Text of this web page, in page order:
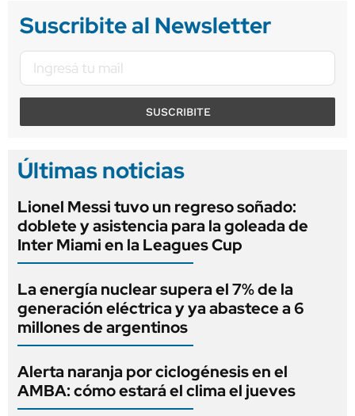
Suscribite al Newsletter
SUSCRIBITE
Últimas noticias
Lionel Messi tuvo un regreso soñado:
doblete y asistencia para la goleada de
Inter Miami en la Leagues Cup
La energía nuclear supera el 7% de la
generación eléctrica y ya abastece a 6
millones de argentinos
Alerta naranja por ciclogénesis en el
AMBA: cómo estará el clima el jueves